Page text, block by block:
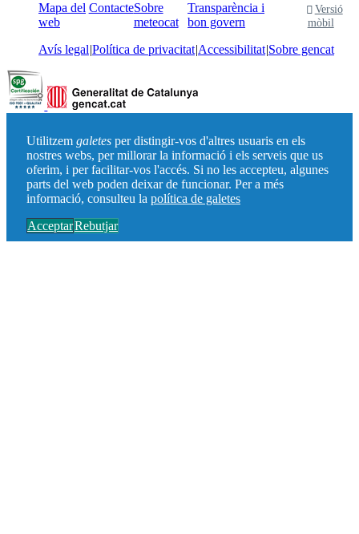
Mapa del
web
ContacteSobre
meteocat
Transparència i
bon govern
Versió
mòbil
Avís legal Política de privacitat Accessibilitat Sobre gencat
Utilitzem galetes per distingir-vos d'altres usuaris en els
nostres webs, per millorar la informació i els serveis que us
oferim, i per facilitar-vos l'accés. Si no les accepteu, algunes
parts del web poden deixar de funcionar. Per a més
informació, consulteu la política de galetes
AcceptarRebutjar